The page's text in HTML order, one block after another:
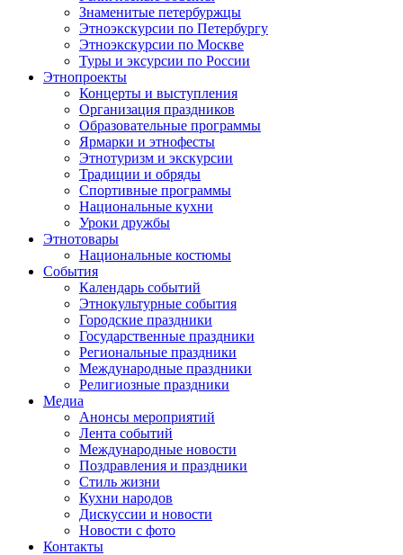
Знаменитые петербуржцы
Этноэкскурсии по Петербургу
Этноэкскурсии по Москве
Туры и эксурсии по России
Этнопроекты
Концерты и выступления
Организация праздников
Образовательные программы
Ярмарки и этнофесты
Этнотуризм и экскурсии
Традиции и обряды
Спортивные программы
Национальные кухни
Уроки дружбы
Этнотовары
Национальные костюмы
События
Календарь событий
Этнокультурные события
Городские праздники
Государственные праздники
Региональные праздники
Международные праздники
Религиозные праздники
Медиа
Анонсы мероприятий
Лента событий
Международные новости
Поздравления и праздники
Cтиль жизни
Кухни народов
Дискуссии и новости
Новости с фото
Контакты